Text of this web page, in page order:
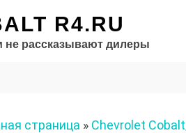
R4.RU
не рассказывают дилеры
страница » Chevrolet